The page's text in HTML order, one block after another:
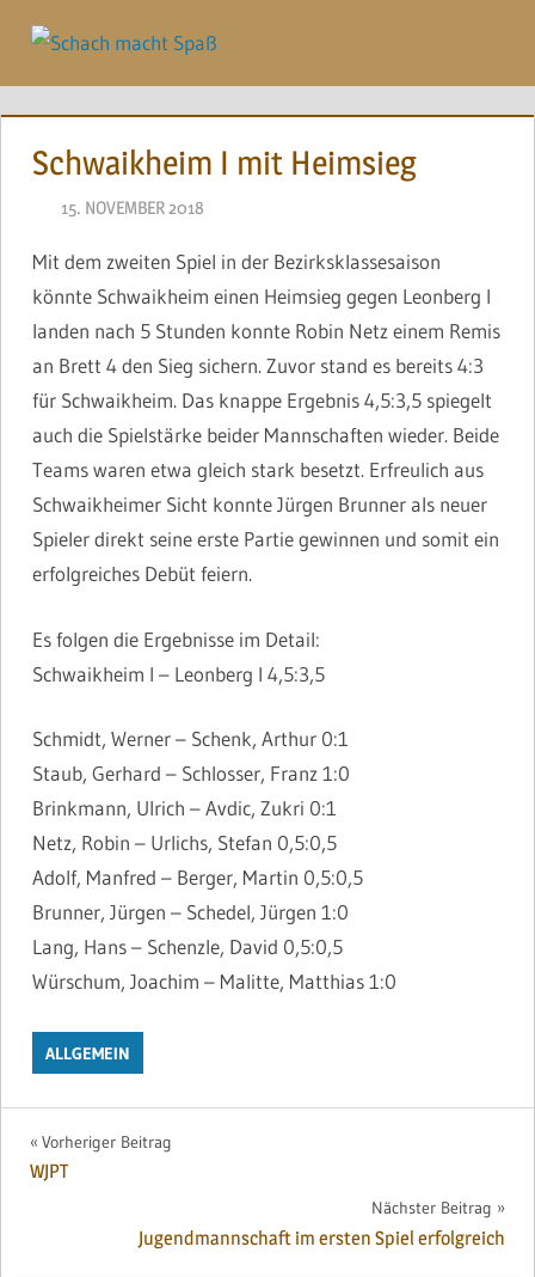
Inhalt
springen
Schwaikheim I mit Heimsieg
15. NOVEMBER 2018
Mit dem zweiten Spiel in der Bezirksklassesaison
könnte Schwaikheim einen Heimsieg gegen Leonberg I
landen nach 5 Stunden konnte Robin Netz einem Remis
an Brett 4 den Sieg sichern. Zuvor stand es bereits 4:3
für Schwaikheim. Das knappe Ergebnis 4,5:3,5 spiegelt
auch die Spielstärke beider Mannschaften wieder. Beide
Teams waren etwa gleich stark besetzt. Erfreulich aus
Schwaikheimer Sicht konnte Jürgen Brunner als neuer
Spieler direkt seine erste Partie gewinnen und somit ein
erfolgreiches Debüt feiern.
Es folgen die Ergebnisse im Detail:
Schwaikheim I – Leonberg I 4,5:3,5
Schmidt, Werner – Schenk, Arthur 0:1
Staub, Gerhard – Schlosser, Franz 1:0
Brinkmann, Ulrich – Avdic, Zukri 0:1
Netz, Robin – Urlichs, Stefan 0,5:0,5
Adolf, Manfred – Berger, Martin 0,5:0,5
Brunner, Jürgen – Schedel, Jürgen 1:0
Lang, Hans – Schenzle, David 0,5:0,5
Würschum, Joachim – Malitte, Matthias 1:0
ALLGEMEIN
Beitragsnavigation
Vorheriger Beitrag
WJPT
Nächster Beitrag
Jugendmannschaft im ersten Spiel erfolgreich